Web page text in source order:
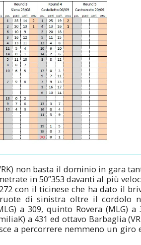
non basta il dominio in gara
in 50”353 davanti al più
con il ticinese che ha dato il
di sinistra oltre il cordolo
a 309, quinto Rovera (MLG) a
a 431 ed ottavo Barbaglia
a percorrere nemmeno un giro